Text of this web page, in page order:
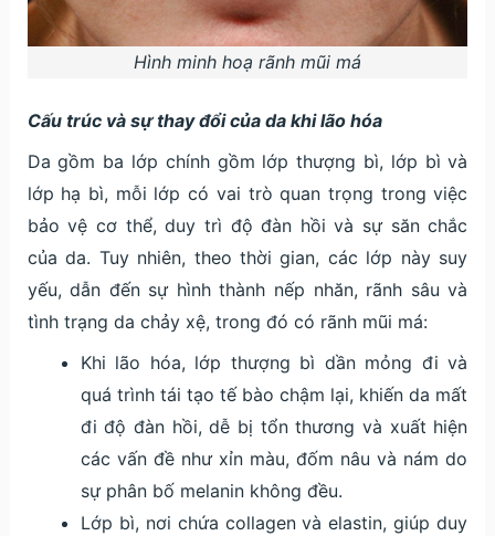
Hình minh hoạ rãnh mũi má
Cấu trúc và sự thay đổi của da khi lão hóa
Da gồm ba lớp chính gồm lớp thượng bì, lớp bì và
lớp hạ bì, mỗi lớp có vai trò quan trọng trong việc
bảo vệ cơ thể, duy trì độ đàn hồi và sự săn chắc
của da. Tuy nhiên, theo thời gian, các lớp này suy
yếu, dẫn đến sự hình thành nếp nhăn, rãnh sâu và
tình trạng da chảy xệ, trong đó có rãnh mũi má:
Khi lão hóa, lớp thượng bì dần mỏng đi và
quá trình tái tạo tế bào chậm lại, khiến da mất
đi độ đàn hồi, dễ bị tổn thương và xuất hiện
các vấn đề như xỉn màu, đốm nâu và nám do
sự phân bố melanin không đều.
Lớp bì, nơi chứa collagen và elastin, giúp duy